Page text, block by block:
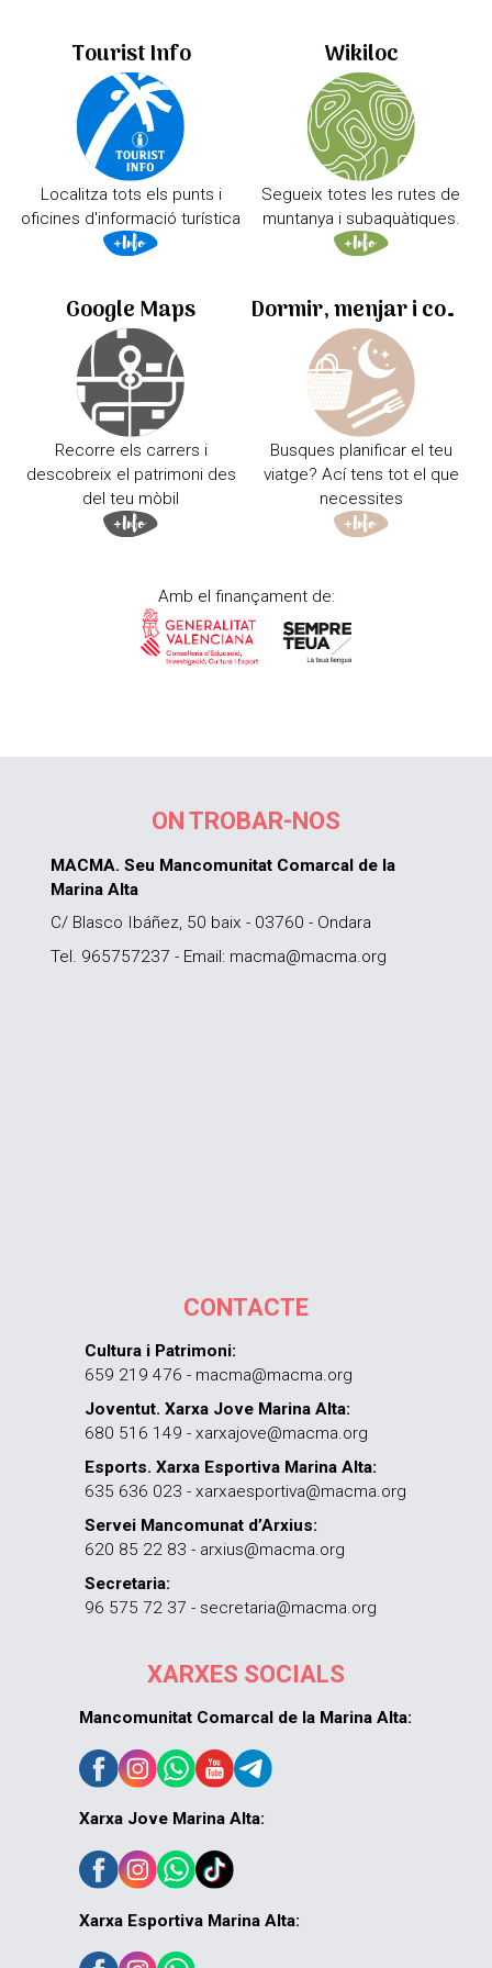
Tourist Info
Localitza tots els punts i
oficines d'informació turística
Wikiloc
Segueix totes les rutes de
muntanya i subaquàtiques.
Google Maps
Recorre els carrers i
descobreix el patrimoni des
del teu mòbil
Dormir, menjar i comprar
Busques planificar el teu
viatge? Ací tens tot el que
necessites
Amb el finançament de:
ON TROBAR-NOS
MACMA. Seu Mancomunitat Comarcal de la
Marina Alta
C/ Blasco Ibáñez, 50 baix - 03760 - Ondara
Tel. 965757237 - Email: macma@macma.org
CONTACTE
Cultura i Patrimoni:
659 219 476 - macma@macma.org
Joventut. Xarxa Jove Marina Alta:
680 516 149 - xarxajove@macma.org
Esports. Xarxa Esportiva Marina Alta:
635 636 023 - xarxaesportiva@macma.org
Servei Mancomunat d’Arxius:
620 85 22 83 - arxius@macma.org
Secretaria:
96 575 72 37 - secretaria@macma.org
XARXES SOCIALS
Mancomunitat Comarcal de la Marina Alta:
Xarxa Jove Marina Alta:
Xarxa Esportiva Marina Alta: